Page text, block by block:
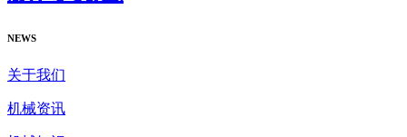
NEWS
关于我们
机械资讯